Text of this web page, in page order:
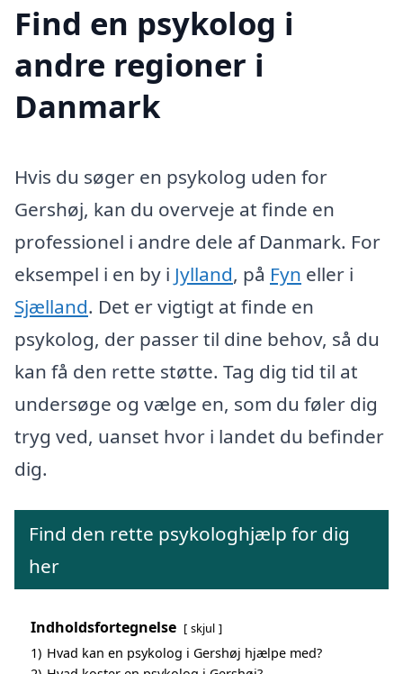
Find en psykolog i
andre regioner i
Danmark
Hvis du søger en psykolog uden for
Gershøj, kan du overveje at finde en
professionel i andre dele af Danmark. For
eksempel i en by i Jylland, på Fyn eller i
Sjælland. Det er vigtigt at finde en
psykolog, der passer til dine behov, så du
kan få den rette støtte. Tag dig tid til at
undersøge og vælge en, som du føler dig
tryg ved, uanset hvor i landet du befinder
dig.
Find den rette psykologhjælp for dig
her
Indholdsfortegnelse skjul
1) Hvad kan en psykolog i Gershøj hjælpe med?